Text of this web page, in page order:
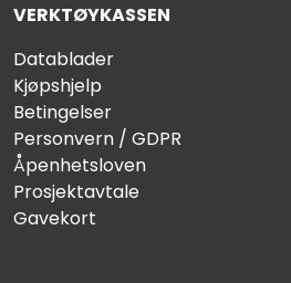
VERKTØYKASSEN
Datablader
Kjøpshjelp
Betingelser
Personvern / GDPR
Åpenhetsloven
Prosjektavtale
Gavekort